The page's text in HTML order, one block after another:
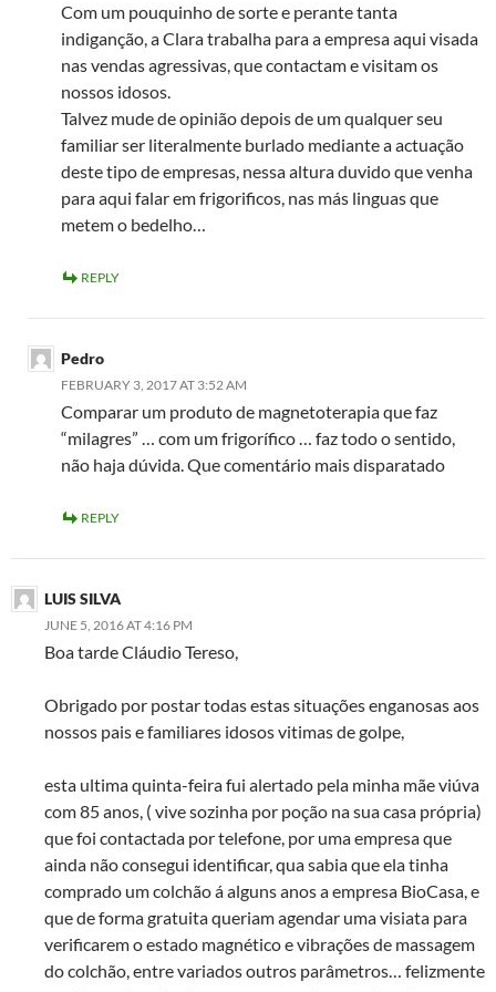
Com um pouquinho de sorte e perante tanta
indiganção, a Clara trabalha para a empresa aqui visada
nas vendas agressivas, que contactam e visitam os
nossos idosos.
Talvez mude de opinião depois de um qualquer seu
familiar ser literalmente burlado mediante a actuação
deste tipo de empresas, nessa altura duvido que venha
para aqui falar em frigorificos, nas más linguas que
metem o bedelho…
REPLY
Pedro
FEBRUARY 3, 2017 AT 3:52 AM
Comparar um produto de magnetoterapia que faz
“milagres” … com um frigorífico … faz todo o sentido,
não haja dúvida. Que comentário mais disparatado
REPLY
LUIS SILVA
JUNE 5, 2016 AT 4:16 PM
Boa tarde Cláudio Tereso,
Obrigado por postar todas estas situações enganosas aos
nossos pais e familiares idosos vitimas de golpe,
esta ultima quinta-feira fui alertado pela minha mãe viúva
com 85 anos, ( vive sozinha por poção na sua casa própria)
que foi contactada por telefone, por uma empresa que
ainda não consegui identificar, qua sabia que ela tinha
comprado um colchão á alguns anos a empresa BioCasa, e
que de forma gratuita queriam agendar uma visiata para
verificarem o estado magnético e vibrações de massagem
do colchão, entre variados outros parâmetros… felizmente